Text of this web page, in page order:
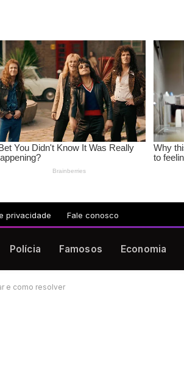
privacidade Fale conosco
Polícia Famosos Economia
e como resolver